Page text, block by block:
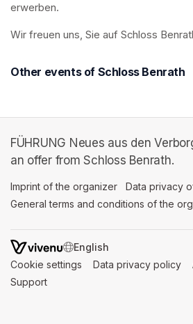
erwerben.
Wir freuen uns, Sie auf Schloss
Other events of Schloss Benrath
FÜHRUNG Neues aus den
an offer from Schloss Benrath.
Imprint of the organizer (opens in a
Data privacy
General terms and conditions of the
SWITCH LANGUAGE
Cookie settings (opens in a new tab)
Data privacy policy
Support